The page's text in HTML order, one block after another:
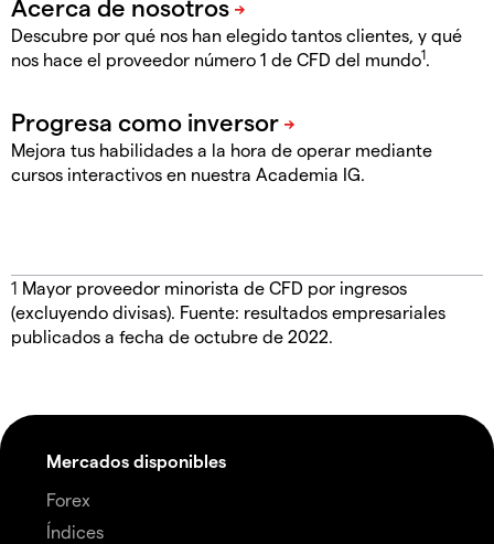
Descubre por qué nos han elegido tantos clientes, y qué
nos hace el proveedor número 1 de CFD del mundo1.
Mejora tus habilidades a la hora de operar mediante
cursos interactivos en nuestra Academia IG.
1 Mayor proveedor minorista de CFD por ingresos
(excluyendo divisas). Fuente: resultados empresariales
publicados a fecha de octubre de 2022.
Mercados disponibles
Forex
Índices